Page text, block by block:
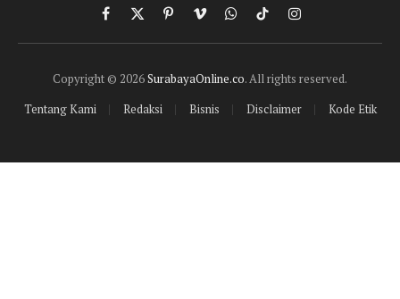
Facebook
X
(Twitter)
PinterestVimeoWhatsApp
TikTokInstagram
Copyright © 2026SurabayaOnline.co. All rights reserved.
Tentang Kami
Redaksi Bisnis Disclaimer Kode Etik